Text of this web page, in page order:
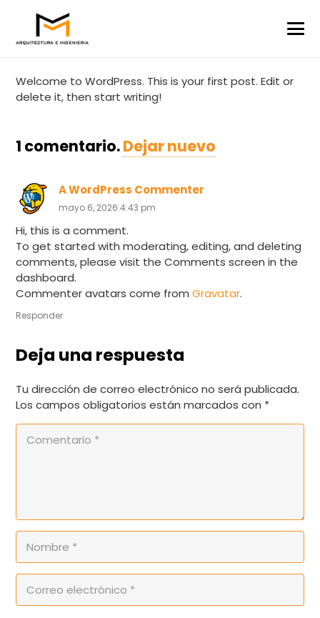
Welcome to WordPress. This is your first post. Edit or
delete it, then start writing!
1 comentario.Dejar nuevo
A WordPress Commenter
mayo 6, 2026 4:43 pm
Hi, this is a comment.
To get started with moderating, editing, and deleting
comments, please visit the Comments screen in the
dashboard.
Commenter avatars come fromGravatar.
Responder
Deja una respuesta
Tu dirección de correo electrónico no será publicada.
Los campos obligatorios están marcados con *